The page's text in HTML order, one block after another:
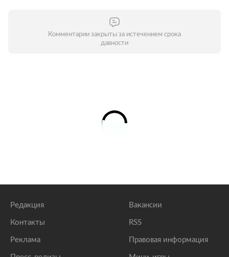
Комментарии закрыты за истечением срока
давности
Редакция
Контакты
Реклама
Вакансии
RSS
Правовая информация